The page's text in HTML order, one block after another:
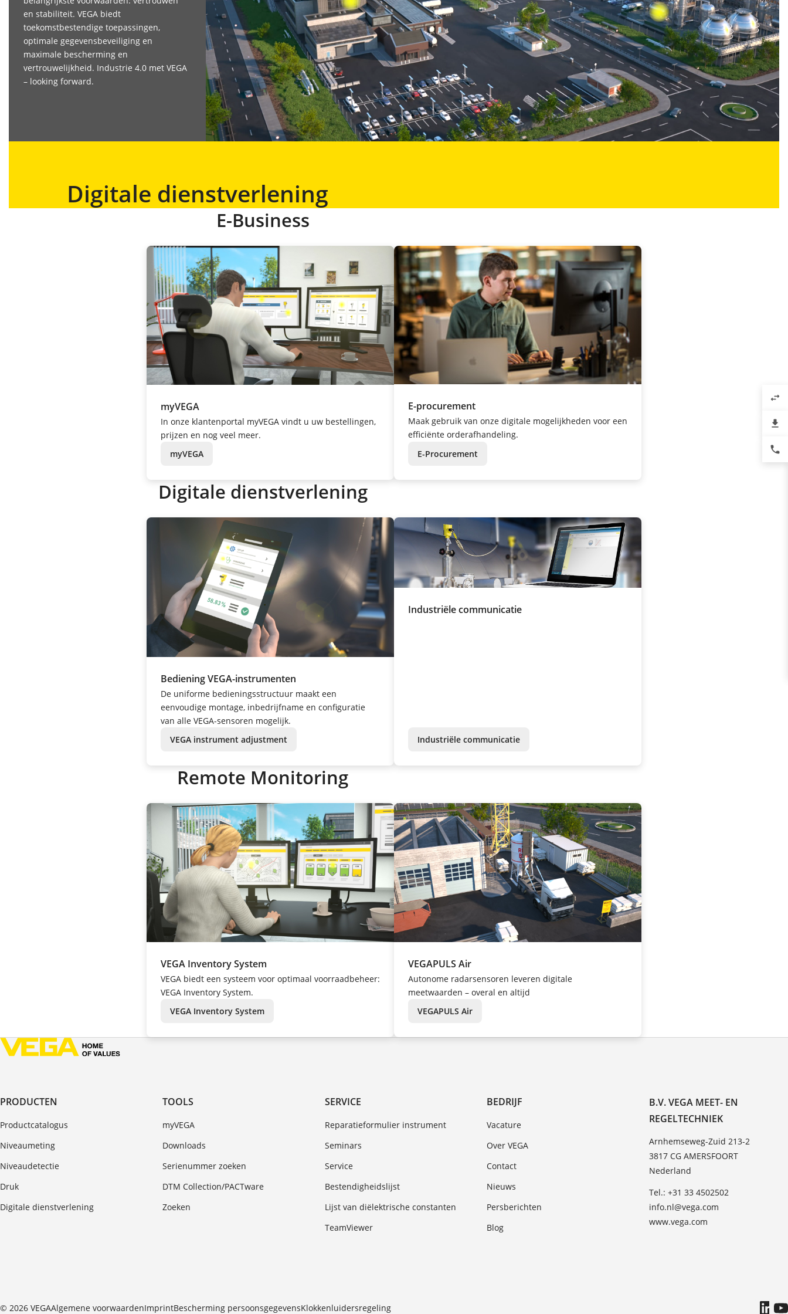
en stabiliteit. VEGA biedt
toekomstbestendige toepassingen,
optimale gegevensbeveiliging en
maximale bescherming en
vertrouwelijkheid. Industrie 4.0 met VEGA
– looking forward.
Digitale dienstverlening
E-Business
myVEGA
In onze klantenportal myVEGA vindt u uw bestellingen,
prijzen en nog veel meer.
myVEGA
E-procurement
Maak gebruik van onze digitale mogelijkheden voor een
efficiënte orderafhandeling.
E-Procurement
Digitale dienstverlening
Bediening VEGA-instrumenten
De uniforme bedieningsstructuur maakt een
eenvoudige montage, inbedrijfname en configuratie
van alle VEGA-sensoren mogelijk.
VEGA instrument adjustment
Industriële communicatie
Industriële communicatie
Remote Monitoring
VEGA Inventory System
VEGA biedt een systeem voor optimaal voorraadbeheer:
VEGA Inventory System.
VEGA Inventory System
VEGAPULS Air
Autonome radarsensoren leveren digitale
meetwaarden – overal en altijd
VEGAPULS Air
PRODUCTEN
Productcatalogus
Niveaumeting
Niveaudetectie
Druk
Digitale dienstverlening
TOOLS
myVEGA
Downloads
Serienummer zoeken
DTM Collection/PACTware
Zoeken
SERVICE
Reparatieformulier instrument
Seminars
Service
Bestendigheidslijst
Lijst van diëlektrische constanten
TeamViewer
BEDRIJF
Vacature
Over VEGA
Contact
Nieuws
Persberichten
Blog
B.V. VEGA MEET- EN
REGELTECHNIEK
Arnhemseweg-Zuid 213-2
3817 CG AMERSFOORT
Nederland
Tel.: +31 33 4502502
info.nl@vega.com
www.vega.com
© 2026 VEGAAlgemene voorwaardenImprintBescherming persoonsgegevensKlokkenluidersregeling
swap_horiz
file_download
phone